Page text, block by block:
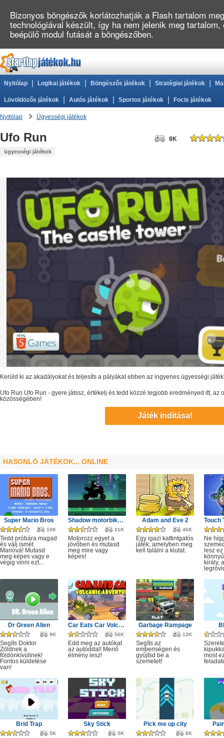
Nyitólap Logikai játékok Böngészős játékok Stratégiai játékok
Lövöldözős játékok Autós játékok Sportos játékok Focis játékok
Nyitólap Ügyességi játékok
Ufo Run
ügyességi játékok
8K
Kerüld ki az akadályokat és teljesíts a pályákat ebben az ingyenes ügyességi
Ufo Run - gyere játssz, értékelj és tedd közzé legjobb eredményed itt, az
Ufo Run
közösségében!
Játék indítása!
HASONLÓ JÁTÉKOK... ONLINE
Super Mario Bros
10K
Tedd próbára magad
és válj ismét
Marióvá! Mutasd
meg képes vagy e
végig vinni ezt...
Shadow motorbike rider game
21K
Motorozz egyet a
jövőben és mutasd
meg mire vagy
képes!
Adam and Eve 2
46K
Egy igazi kattintgatós
játék, amelyben meg
kell találni a kiutat.
Ne
lesz
király,
Dr Green Alien
9K
Segíts Doktor
Zöldnek a
földönkívülinek!
Fontos küldetése
van!
Car Eats Car Volcanic Adventure
56K
Edd meg az autókat
az autóddal! Menő
élmény lesz!
Garbage Rampage
12K
Segíts az
emberiségen és
gyűjtsd be a
szemetet!
most
Brid Trap
5K
Sky Stick
5K
Pick me up city
8K
Bizonyos böngészők korlátozhatják a Flash tartalom
technológiával készült, így ha nem jelenik meg
beépülő modul futását a böngészőben.